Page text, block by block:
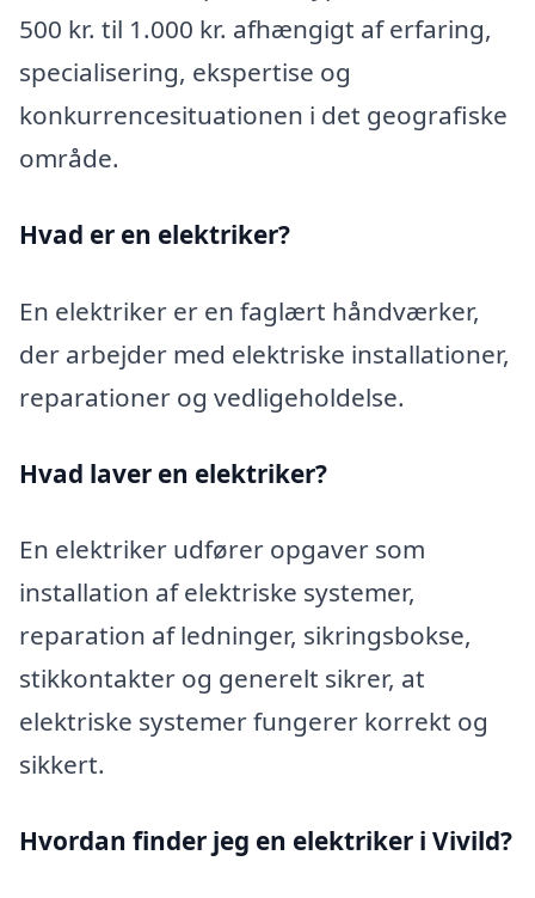
500 kr. til 1.000 kr. afhængigt af erfaring,
specialisering, ekspertise og
konkurrencesituationen i det geografiske
område.
Hvad er en elektriker?
En elektriker er en faglært håndværker,
der arbejder med elektriske installationer,
reparationer og vedligeholdelse.
Hvad laver en elektriker?
En elektriker udfører opgaver som
installation af elektriske systemer,
reparation af ledninger, sikringsbokse,
stikkontakter og generelt sikrer, at
elektriske systemer fungerer korrekt og
sikkert.
Hvordan finder jeg en elektriker i Vivild?